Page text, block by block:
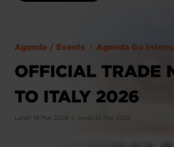
Agenda / Events Agenda Go
OFFICIAL TRADE
TO ITALY 2026
Lundi 18 Mai 2026 > Jeudi 21 Mai 2026